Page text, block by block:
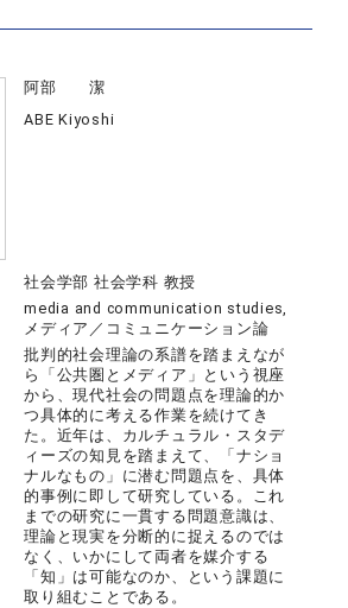
阿部 潔
ABE Kiyoshi
社会学部 社会学科 教授
media and communication studies,
メディア／コミュニケーション論
批判的社会理論の系譜を踏まえなが
ら「公共圏とメディア」という視座
から、現代社会の問題点を理論的か
つ具体的に考える作業を続けてき
た。近年は、カルチュラル・スタデ
ィーズの知見を踏まえて、「ナショ
ナルなもの」に潜む問題点を、具体
的事例に即して研究している。これ
までの研究に一貫する問題意識は、
理論と現実を分断的に捉えるのでは
なく、いかにして両者を媒介する
「知」は可能なのか、という課題に
取り組むことである。